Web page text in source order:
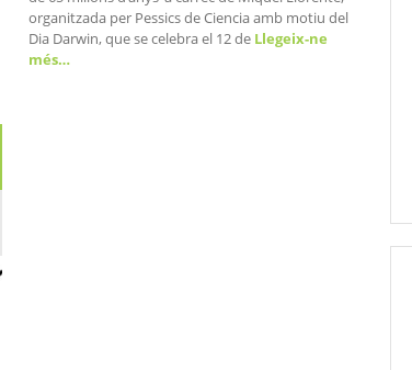
organitzada per Pessics de Ciencia amb motiu del
Dia Darwin, que se celebra el 12 deLlegeix-ne
més…